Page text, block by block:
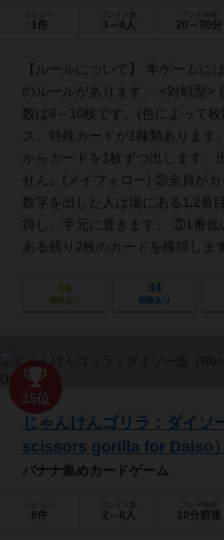
1件
プレイ人数
3～4人 20～30分
【ルールについて】 本ゲームに
のルールがあります。 <対戦型>
数は8～10枚です。(色によって
ス、特殊カードが1種類ありま
からカードを1枚ずつ出します。
せん。(メイフォロー) ②全員が
数字を出した人は場にある1,2番
得し、手元に置きます。 ③1番低
ある残り2枚のカードを獲得しま
16
興味あり
34
経験あり
15位
じゃんけんゴリラ：ダイ
scissors gorilla for Daiso）
バナナ集めカードゲーム
6件
プレイ人数
2～8人 10分前後